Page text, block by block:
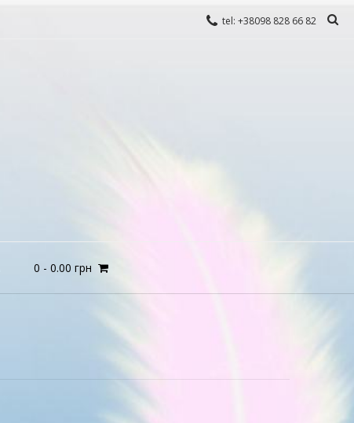
tel: +38098 828 66 82
0 - 0.00 грн